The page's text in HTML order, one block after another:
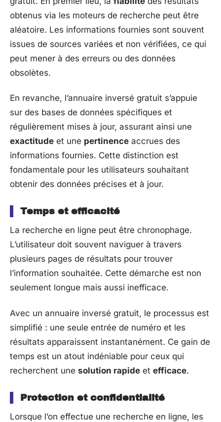
obtenus via les moteurs de recherche peut être
aléatoire. Les informations fournies sont souvent
issues de sources variées et non vérifiées, ce qui
peut mener à des erreurs ou des données
obsolètes.
En revanche, l’annuaire inversé gratuit s’appuie
sur des bases de données spécifiques et
régulièrement mises à jour, assurant ainsi une
exactitude et une pertinence accrues des
informations fournies. Cette distinction est
fondamentale pour les utilisateurs souhaitant
obtenir des données précises et à jour.
Temps et efficacité
La recherche en ligne peut être chronophage.
L’utilisateur doit souvent naviguer à travers
plusieurs pages de résultats pour trouver
l’information souhaitée. Cette démarche est non
seulement longue mais aussi inefficace.
Avec un annuaire inversé gratuit, le processus est
simplifié : une seule entrée de numéro et les
résultats apparaissent instantanément. Ce gain de
temps est un atout indéniable pour ceux qui
recherchent une solution rapide et efficace.
Protection et confidentialité
Lorsque l’on effectue une recherche en ligne, les